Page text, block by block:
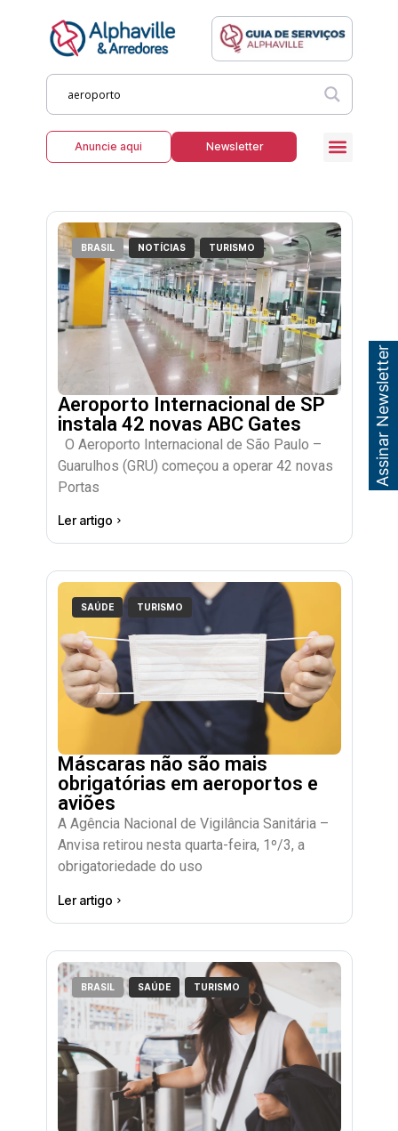
Anuncie aqui Newsletter
BRASIL NOTÍCIAS TURISMO
Aeroporto Internacional de SP
instala 42 novas ABC Gates
O Aeroporto Internacional de São Paulo –
Guarulhos (GRU) começou a operar 42 novas
Portas
Ler artigo
SAÚDE TURISMO
Máscaras não são mais
obrigatórias em aeroportos e
aviões
A Agência Nacional de Vigilância Sanitária –
Anvisa retirou nesta quarta-feira, 1º/3, a
obrigatoriedade do uso
Ler artigo
BRASIL SAÚDE TURISMO
Assinar Newsletter